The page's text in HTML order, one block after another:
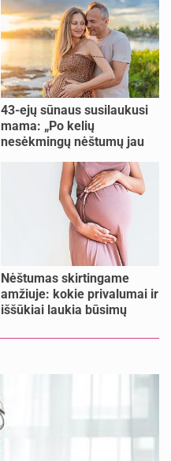
43-ejų sūnaus susilaukusi
mama: „Po kelių
nesėkmingų nėštumų jau
Nėštumas skirtingame
amžiuje: kokie privalumai ir
iššūkiai laukia būsimų